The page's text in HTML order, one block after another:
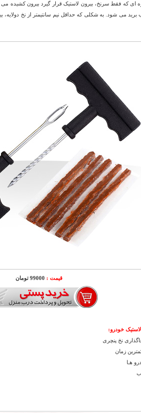
ای که فقط سرنخ، بیرون لاستیک قرار گیرد بیرون کشیده
برید می شود. به شکلی که حداقل نیم سانتیمتر از نخ دولایه،
قیمت : 99000 تومان
خودرو:
نخ پنچری
زمان
هـا